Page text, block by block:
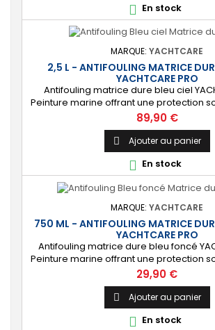
 En stock
MARQUE: YACHTCARE
2,5 L - ANTIFOULING MATRICE
YACHTCARE PRO
Antifouling matrice dure bleu ciel
Peinture marine offrant une protection
pour les bateaux en polyester,
(INCOMPATIBLE coques aluminium).
Protection solide, durable et anti-
repoussera algues et coquillages
complète. 🔝 [Idéal pour les bateaux
Prix
89,90 €
 Ajouter au panier
 En stock
MARQUE: YACHTCARE
750 ML - ANTIFOULING MATRICE
YACHTCARE PRO
Antifouling matrice dure bleu foncé
Peinture marine offrant une protection
pour les bateaux en polyester,
(INCOMPATIBLE coques aluminium).
Protection solide, durable et anti-
repoussera algues et coquillages
complète. 🔝 [Idéal pour les bateaux
Prix
29,90 €
 Ajouter au panier
 En stock